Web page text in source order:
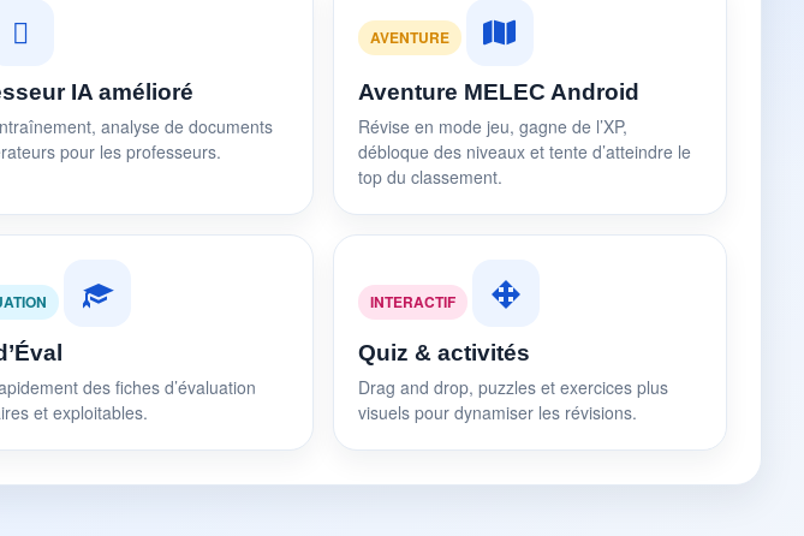
IA amélioré
analyse de documents
pour les professeurs.
AVENTURE
Aventure MELEC Android
Révise en mode jeu, gagne de l’XP,
débloque des niveaux et tente d’atteindre le
top du classement.
des fiches d’évaluation
et exploitables.
INTERACTIF
Quiz & activités
Drag and drop, puzzles et exercices plus
visuels pour dynamiser les révisions.